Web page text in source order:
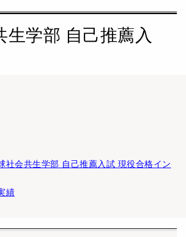
生学部 自己推薦入
社会共生学部 自己推薦入試 現役合格イン
績